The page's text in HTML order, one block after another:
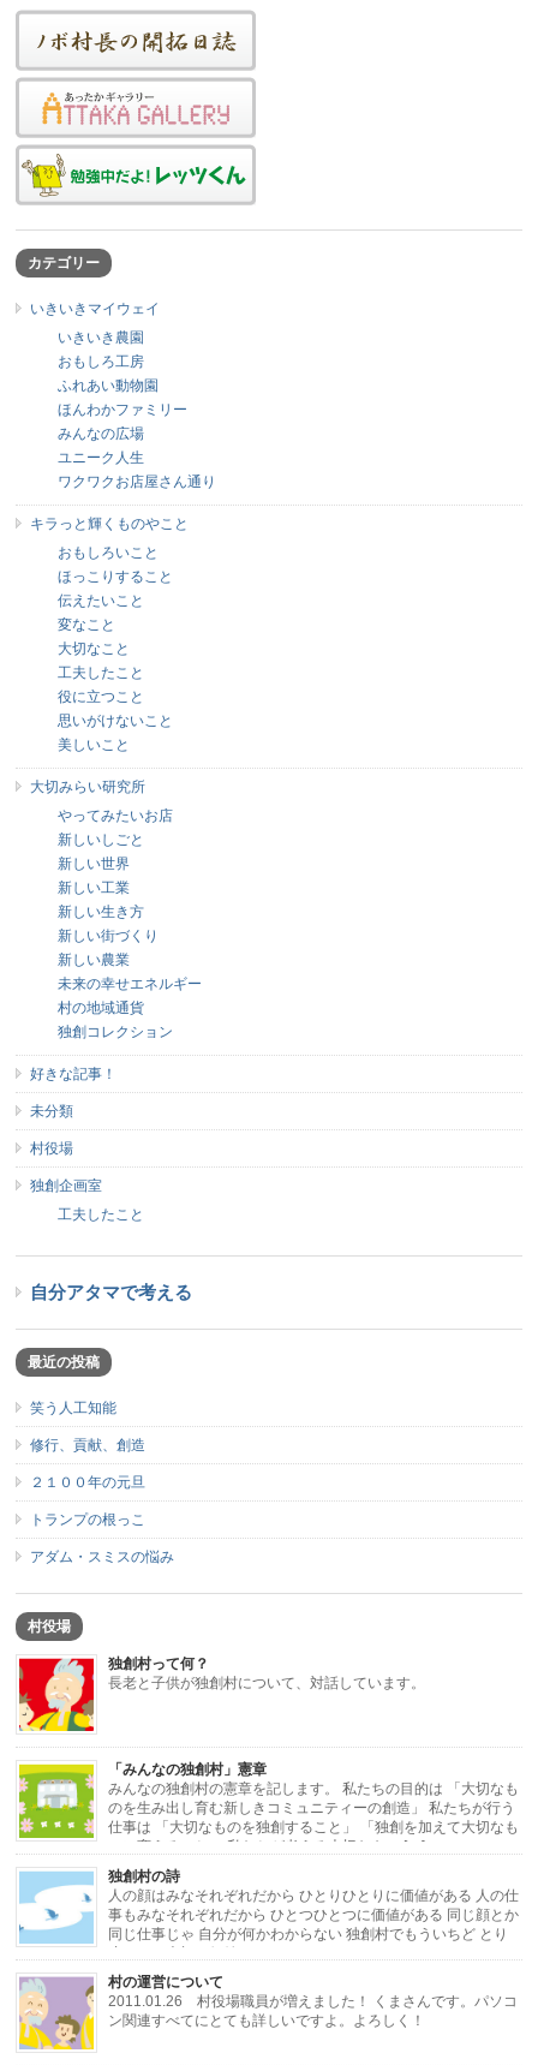
カテゴリー
いきいきマイウェイ
いきいき農園
おもしろ工房
ふれあい動物園
ほんわかファミリー
みんなの広場
ユニーク人生
ワクワクお店屋さん通り
キラっと輝くものやこと
おもしろいこと
ほっこりすること
伝えたいこと
変なこと
大切なこと
工夫したこと
役に立つこと
思いがけないこと
美しいこと
大切みらい研究所
やってみたいお店
新しいしごと
新しい世界
新しい工業
新しい生き方
新しい街づくり
新しい農業
未来の幸せエネルギー
村の地域通貨
独創コレクション
好きな記事！
未分類
村役場
独創企画室
工夫したこと
自分アタマで考える
最近の投稿
笑う人工知能
修行、貢献、創造
２１００年の元旦
トランプの根っこ
アダム・スミスの悩み
村役場
独創村って何？
長老と子供が独創村について、対話しています。
「みんなの独創村」憲章
みんなの独創村の憲章を記します。 私たちの目的は 「大切なも
のを生み出し育む新しきコミュニティーの創造」 私たちが行う
仕事は 「大切なものを独創すること」 「独創を加えて大切なも
のに変えること」 私たちが考える大切なもの […]
独創村の詩
人の顔はみなそれぞれだから ひとりひとりに価値がある 人の仕
事もみなそれぞれだから ひとつひとつに価値がある 同じ顔とか
同じ仕事じゃ 自分が何かわからない 独創村でもういちど とり
戻したい大切な価値 ひとりひとりと ひと […]
村の運営について
2011.01.26 村役場職員が増えました！ くまさんです。パソコ
ン関連すべてにとても詳しいですよ。よろしく！